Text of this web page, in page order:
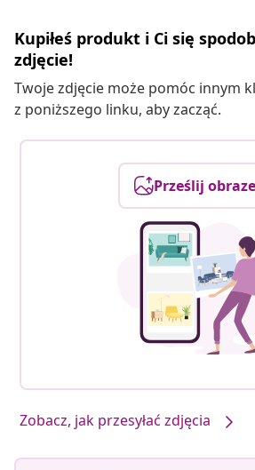
Kupiłeś produkt i Ci się
zdjęcie!
Twoje zdjęcie może pomóc innym
z poniższego linku, aby zacząć.
Prześlij
Zobacz, jak przesyłać zdjęcia